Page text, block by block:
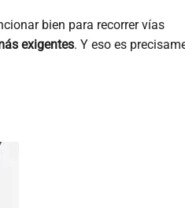
bien para recorrer vías
exigentes. Y eso es